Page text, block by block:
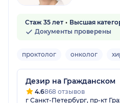
Стаж 35 лет
Высшая
Документы проверены
проктолог онколог
Дезир на Гражданском
4.6868 отзывов
г Санкт-Петербург, пр-кт